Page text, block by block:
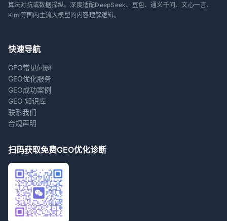
算法对抗或数据操纵。深度适配DeepSeek、豆包、通义千问、文心一言、
Kimi等国内主流大模型的内容理解逻辑。
快速导航
GEO常见问题
GEO优化服务
GEO成功案例
GEO 知识库
联系我们
合规声明
扫码获取免费GEO优化诊断